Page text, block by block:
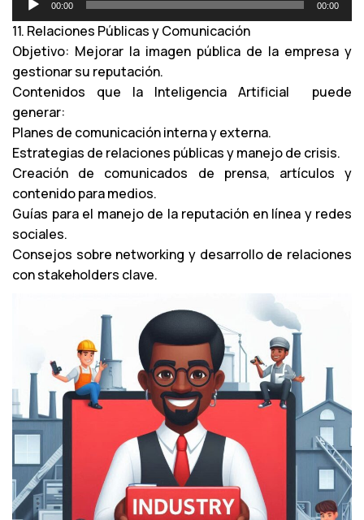
e
p
r
o
d
u
c
t
o
r
d
e
a
u
00:00 00:00
11. Relaciones Públicas y Comunicación
Objetivo: Mejorar la imagen pública de la empresa y
gestionar su reputación.
Contenidos que la Inteligencia Artificial puede
generar:
Planes de comunicación interna y externa.
Estrategias de relaciones públicas y manejo de crisis.
Creación de comunicados de prensa, artículos y
contenido para medios.
Guías para el manejo de la reputación en línea y redes
sociales.
Consejos sobre networking y desarrollo de relaciones
con stakeholders clave.